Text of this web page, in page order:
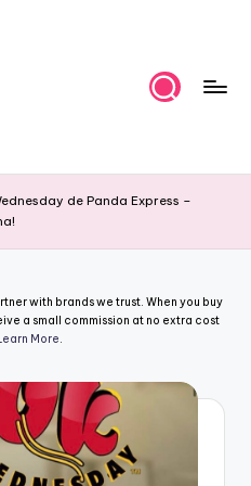
de Panda Express –
with brands we trust. When you buy
a small commission at no extra cost
More.